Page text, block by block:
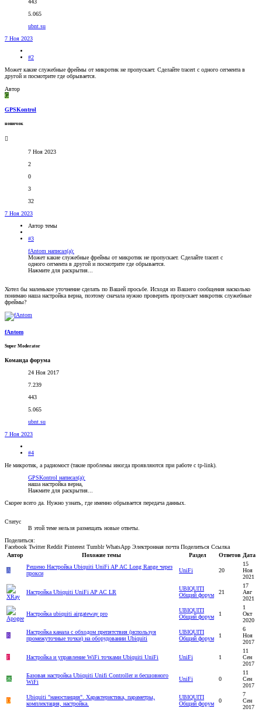
5.065
ubnt.su
7 Ноя 2023
#2
Может какие служебные фреймы от микротик не пропускает. Сделайте tracert с одного сегмента в
другой и посмотрите где обрывается.
Автор
G
GPSKontrol
новичок
7 Ноя 2023
2
0
3
32
7 Ноя 2023
Автор темы
#3
fAntom написал(а):
Может какие служебные фреймы от микротик не пропускает. Сделайте tracert с
одного сегмента в другой и посмотрите где обрывается.
Нажмите для раскрытия...
Хотел бы маленькое уточнение сделать по Вашей просьбе. Исходя из Вашего сообщения насколько
понимаю наша настройка верна, поэтому сначала нужно проверить пропускает микротик служебные
фреймы?
fAntom
Super Moderator
Команда форума
24 Ноя 2017
7.239
443
5.065
ubnt.su
7 Ноя 2023
#4
Не микротик, а радиомост (такие проблемы иногда проявляются при работе с tp-link).
GPSKontrol написал(а):
наша настройка верна,
Нажмите для раскрытия...
Скорее всего да. Нужно узнать, где именно обрывается передача данных.
Статус
В этой теме нельзя размещать новые ответы.
Поделиться:
Facebook Twitter Reddit Pinterest Tumblr WhatsApp Электронная почта Поделиться Ссылка
Автор
Похожие темы Раздел Ответов Дата
A
Решено Настройка Ubiquiti UniFi AP AC Long Range через
прокси
UniFi 20
15
Ноя
2021
Настройка Ubiquiti UniFi AP AC LR
UBIQUITI
Общий форум
21
17
Авг
2021
Настройка ubiquiti airgateway pro
UBIQUITI
Общий форум
1
1
Окт
2020
R
Настройка канала с обходом препятствия (используя
промежуточные точки) на оборудовании Ubiquiti
UBIQUITI
Общий форум
1
6
Ноя
2017
F Настройка и управление WiFi точками Ubiquiti UniFi UniFi 1
11
Сен
2017
Ж
Базовая настройка Ubiquiti Unifi Controller и бесшовного
WiFi
UniFi 0
11
Сен
2017
D
Ubiquiti "наностанция". Характеристика, параметры,
комплектация, настройка.
UBIQUITI
Общий форум
0
7
Сен
2017